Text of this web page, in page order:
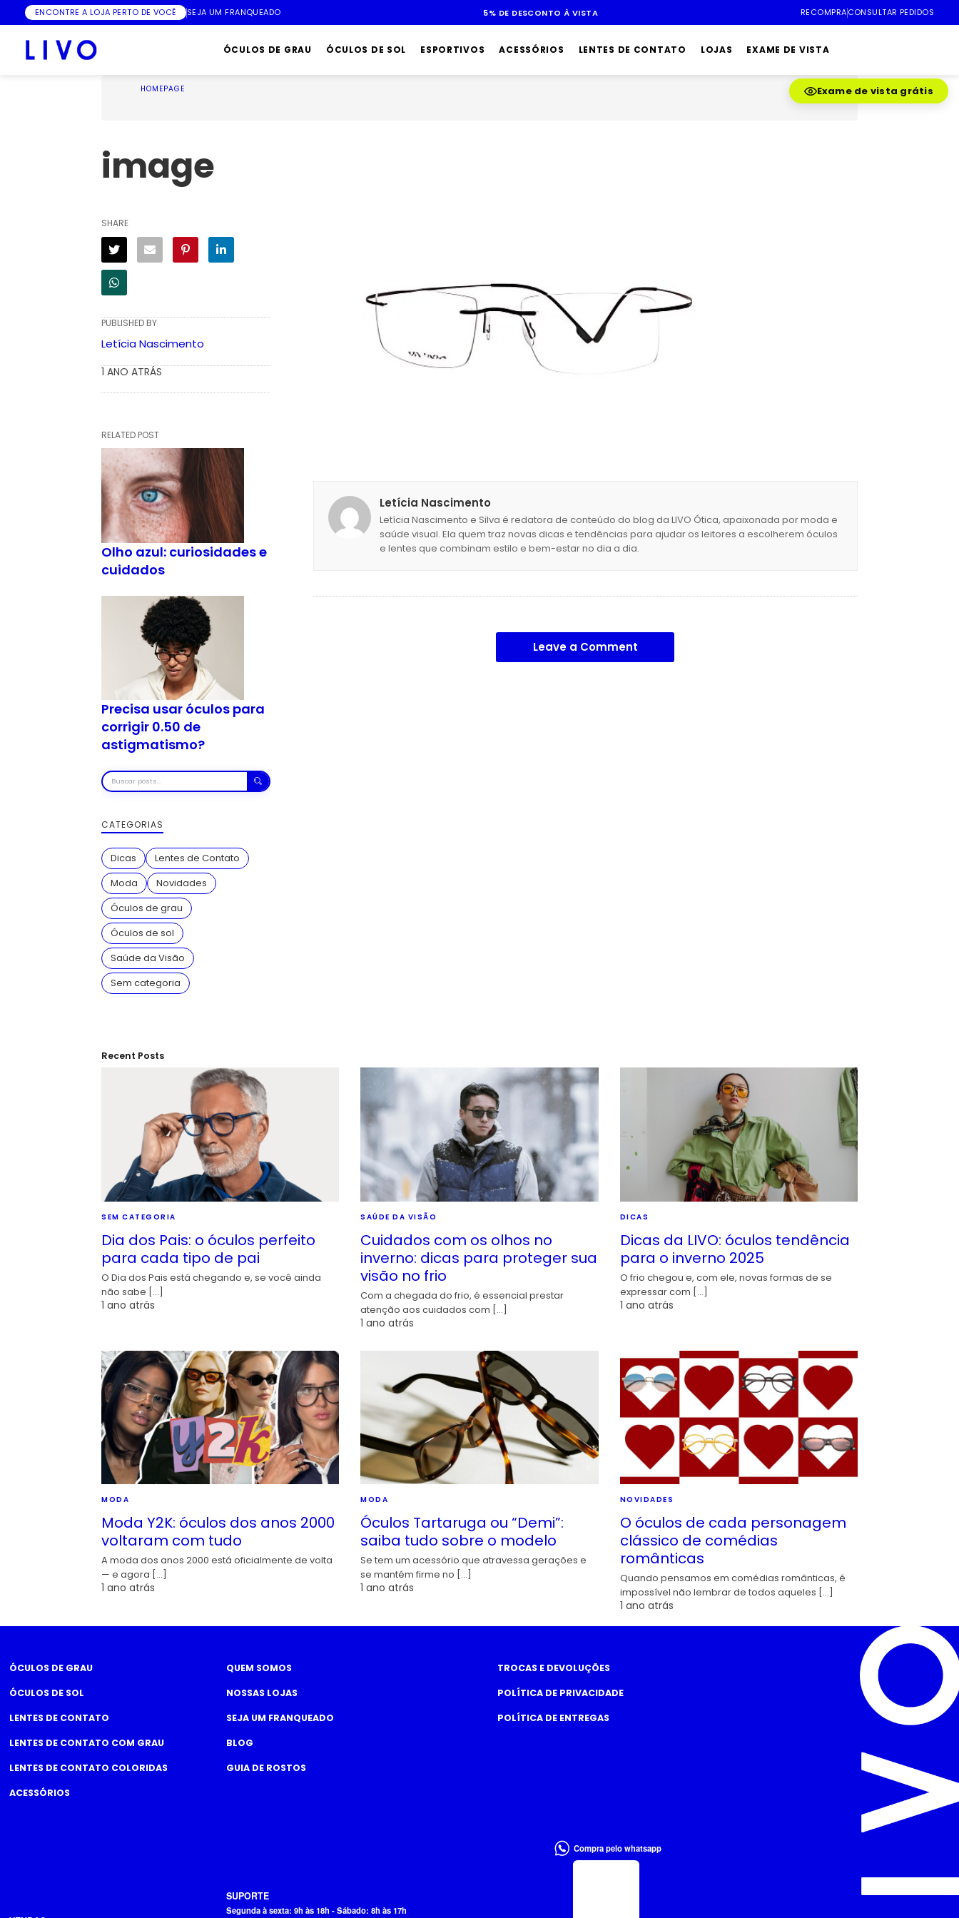
ENCONTRE A LOJA PERTO DE VOCÊ SEJA UM FRANQUEADO ATÉ 10X SEM JUROS RECOMPRACONSULTAR PEDIDOS
ÓCULOS DE GRAU ÓCULOS DE SOL ESPORTIVOS ACESSÓRIOS LENTES DE CONTATO LOJAS EXAME DE VISTA
Exame de vista grátis
HOMEPAGE
image
Letícia Nascimento
Letícia Nascimento e Silva é redatora de conteúdo do blog da LIVO Ótica, apaixonada por moda e
saúde visual. Ela quem traz novas dicas e tendências para ajudar os leitores a escolherem óculos
e lentes que combinam estilo e bem-estar no dia a dia.
Leave a Comment
SHARE
PUBLISHED BY
Letícia Nascimento
1 ANO ATRÁS
RELATED POST
Olho azul: curiosidades e
cuidados
Precisa usar óculos para
corrigir 0.50 de
astigmatismo?
Buscar
posts
CATEGORIAS
Dicas
Lentes de Contato
Moda
Novidades
Óculos de grau
Óculos de sol
Saúde da Visão
Sem categoria
Recent Posts
SEM CATEGORIA
Dia dos Pais: o óculos perfeito
para cada tipo de pai
O Dia dos Pais está chegando e, se você ainda
não sabe […]
1 ano atrás
SAÚDE DA VISÃO
Cuidados com os olhos no
inverno: dicas para proteger sua
visão no frio
Com a chegada do frio, é essencial prestar
atenção aos cuidados com […]
1 ano atrás
DICAS
Dicas da LIVO: óculos tendência
para o inverno 2025
O frio chegou e, com ele, novas formas de se
expressar com […]
1 ano atrás
MODA
Moda Y2K: óculos dos anos 2000
voltaram com tudo
A moda dos anos 2000 está oficialmente de volta
— e agora […]
1 ano atrás
MODA
Óculos Tartaruga ou “Demi”:
saiba tudo sobre o modelo
Se tem um acessório que atravessa gerações e
se mantém firme no […]
1 ano atrás
NOVIDADES
O óculos de cada personagem
clássico de comédias
românticas
Quando pensamos em comédias românticas, é
impossível não lembrar de todos aqueles […]
1 ano atrás
ÓCULOS DE GRAU
ÓCULOS DE SOL
LENTES DE CONTATO
LENTES DE CONTATO COM GRAU
LENTES DE CONTATO COLORIDAS
ACESSÓRIOS
QUEM SOMOS
NOSSAS LOJAS
SEJA UM FRANQUEADO
BLOG
GUIA DE ROSTOS
SUPORTE
Segunda à sexta: 9h às 18h - Sábado: 8h às 17h
TROCAS E DEVOLUÇÕES
POLÍTICA DE PRIVACIDADE
POLÍTICA DE ENTREGAS
Compra pelo whatsapp